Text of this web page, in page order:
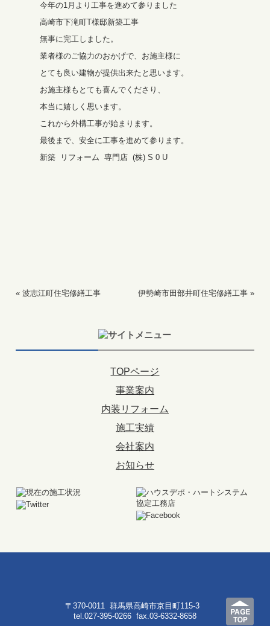
今年の1月より工事を進めて参りました
高崎市下滝町T様邸新築工事
無事に完工しました。
業者様のご協力のおかげで、お施主様に
とても良い建物が提供出来たと思います。
お施主様もとても喜んでくださり、
本当に嬉しく思います。
これから外構工事が始まります。
最後まで、安全に工事を進めて参ります。
新築 リフォーム 専門店 (株) S 0 U
«波志江町住宅修繕工事 伊勢崎市田部井町住宅修繕工事»
TOPページ
事業案内
内装リフォーム
施工実績
会社案内
お知らせ
〒370-0011 群馬県高崎市京目町115-3
tel.027-395-0266fax.03-6332-8658